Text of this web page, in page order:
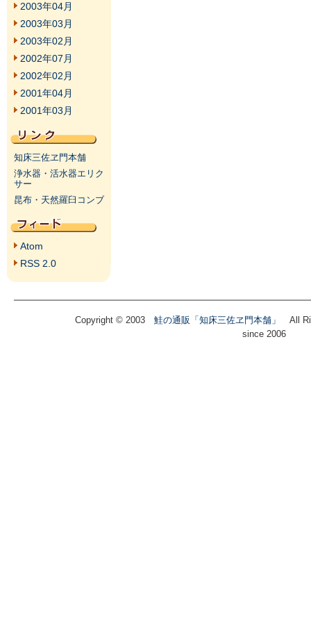
2003年04月
2003年03月
2003年02月
2002年07月
2002年02月
2001年04月
2001年03月
知床三佐ヱ門本舗
浄水器・活水器エリク
サー
昆布・天然羅臼コンブ
Atom
RSS 2.0
Copyright © 2003 鮭の通販「知床三佐ヱ門本舗」
All
since 2006